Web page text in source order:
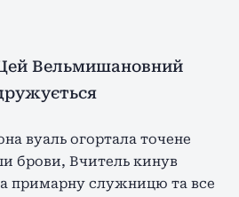
Вельмишановний
вуаль огортала точене
брови, Вчитель кинув
примарну служницю та все